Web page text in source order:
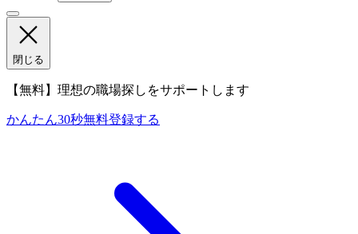
閉じる
【無料】理想の職場探しをサポートします
かんたん30秒無料登録する